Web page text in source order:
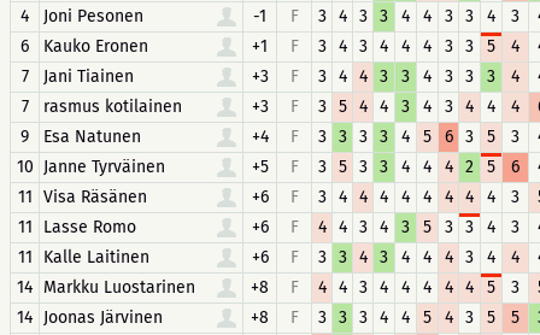
4
Joni Pesonen -1 F 3 4 3 3 4 4 3 3 4 3
6
Kauko Eronen +1 F 3 4 3 4 4 4 3 3 5 4
7
Jani Tiainen +3 F 3 4 4 3 3 4 3 3 3 4
7
rasmus kotilainen +3 F 3 5 4 4 3 4 3 4 4 4
9
Esa Natunen +4 F 3 3 3 3 4 5 6 3 5 3
10 Janne Tyrväinen +5 F 3 5 3 3 4 4 4 2 5 6
11 Visa Räsänen +6 F 3 4 4 4 4 4 4 4 4 3
11
Lasse Romo +6 F 4 4 3 4 3 5 3 3 4 3
11
Kalle Laitinen +6 F 3 3 4 3 4 4 4 3 4 4
14 Markku Luostarinen +8 F 4 4 3 4 4 4 4 4 5 3
14 Joonas Järvinen +8 F 3 3 3 4 4 5 4 3 5 5